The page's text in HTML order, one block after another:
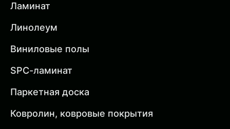
Ламинат
Линолеум
Виниловые полы
SPC-ламинат
Паркетная доска
Ковролин, ковровые покрытия